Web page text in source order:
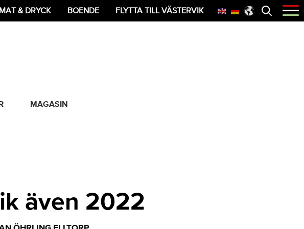
Öppna
menyn
MAT & DRYCK BOENDE FLYTTA TILL VÄSTERVIK
MAGASIN
även 2022